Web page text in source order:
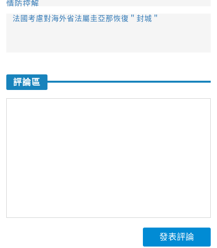
法國考慮對海外省法屬圭亞那恢復＂封城＂
評論區
發表評論